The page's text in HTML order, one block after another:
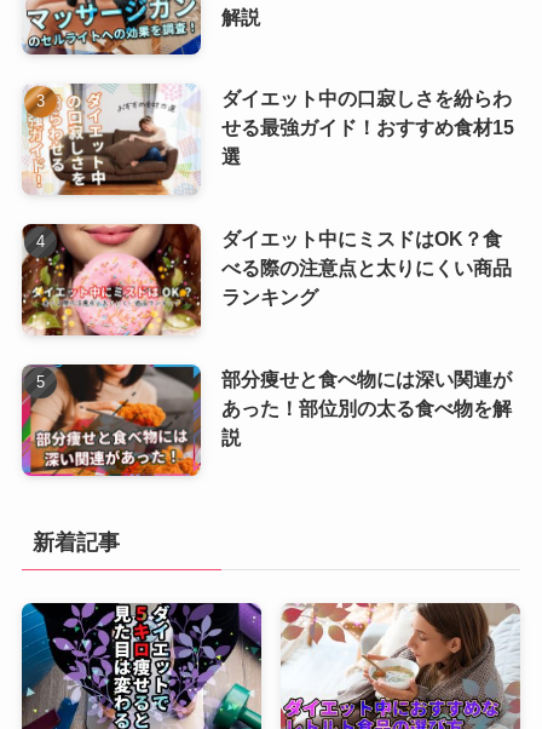
解説
ダイエット中の口寂しさを紛らわ
せる最強ガイド！おすすめ食材15
選
ダイエット中にミスドはOK？食
べる際の注意点と太りにくい商品
ランキング
部分痩せと食べ物には深い関連が
あった！部位別の太る食べ物を解
説
新着記事